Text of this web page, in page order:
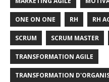
ONE ON ONE RH RH
SCRUM SCRUM MASTER
TRANSFORMATION AGILE
TRANSFORMATION